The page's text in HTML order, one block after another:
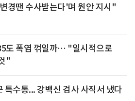
경땐 수사받는다'며 원안 지시"
도 폭염 꺾일까… "일시적으로
"
특수통... 강백신 검사 사직서 냈다